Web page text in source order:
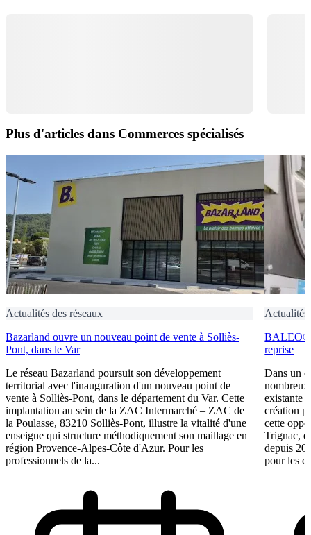
Plus d'articles dans Commerces spécialisés
Actualités des réseaux
Bazarland ouvre un nouveau point de vente à Solliès-
Pont, dans le Var
Le réseau Bazarland poursuit son développement
territorial avec l'inauguration d'un nouveau point de
vente à Solliès-Pont, dans le département du Var. Cette
implantation au sein de la ZAC Intermarché – ZAC de
la Poulasse, 83210 Solliès-Pont, illustre la vitalité d'une
enseigne qui structure méthodiquement son maillage en
région Provence-Alpes-Côte d'Azur. Pour les
professionnels de la...
Actualités
BALEO®
reprise
Dans un
nombreux
existante
création
cette
Trignac,
depuis
pour les